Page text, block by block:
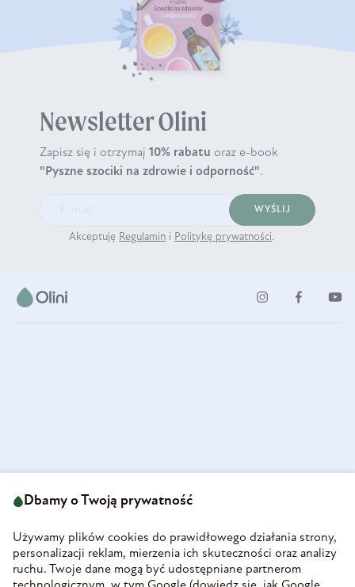
Newsletter Olini
Zapisz się i otrzymaj 10% rabatu oraz e-book
"Pyszne szociki na zdrowie i odporność".
WYŚLIJ
Akceptuję Regulamin i Politykę prywatności.
58-160 Świebodzice
REGON 890213034
INFORMACJE
Dbamy o Twoją prywatność
Używamy plików cookies do prawidłowego działania strony,
personalizacji reklam, mierzenia ich skuteczności oraz analizy
ruchu. Twoje dane mogą być udostępniane partnerom